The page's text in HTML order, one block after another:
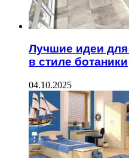
Лучшие идеи
в стиле ботаники
04.10.2025